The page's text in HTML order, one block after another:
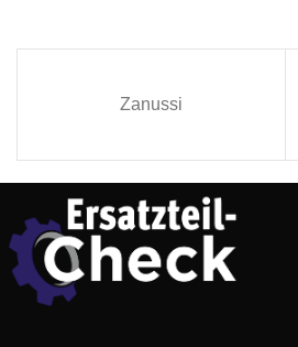
Zanussi